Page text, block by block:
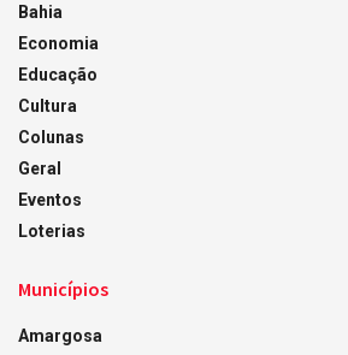
Bahia
Economia
Educação
Cultura
Colunas
Geral
Eventos
Loterias
Municípios
Amargosa